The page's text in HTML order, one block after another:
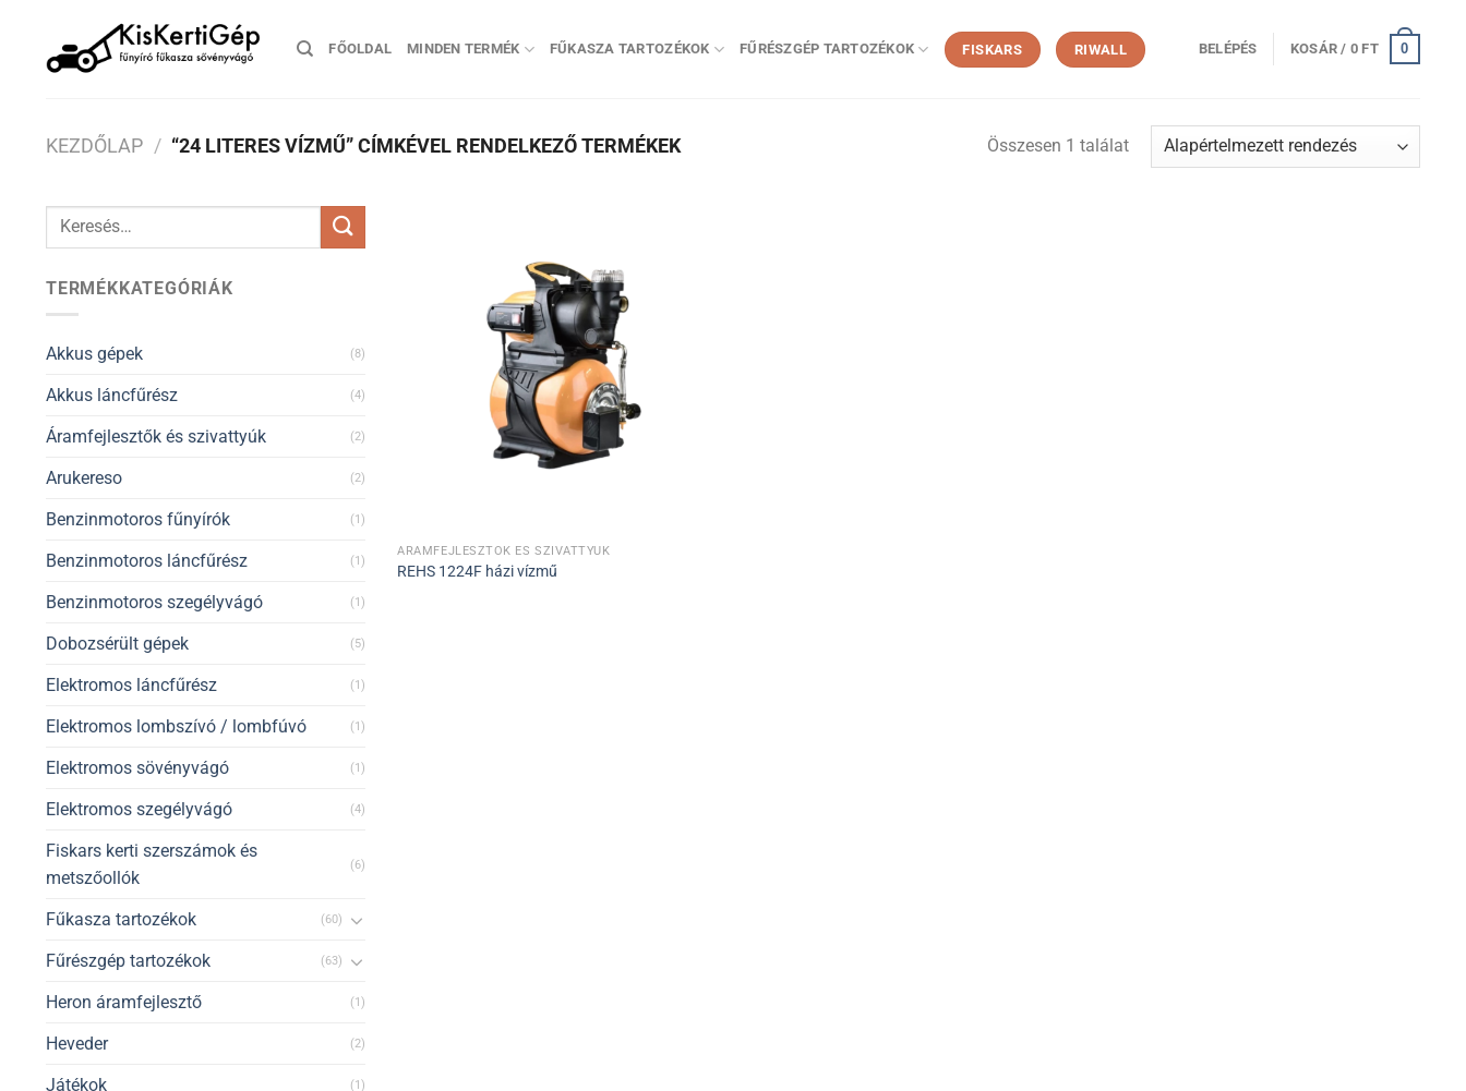
content
FŐOLDAL MINDEN TERMÉK FŰKASZA TARTOZÉKOK FŰRÉSZGÉP TARTOZÉKOK FISKARS RIWALL BELÉPÉS KOSÁR / 0 FT 0
KEZDŐLAP / “24 LITERES VÍZMŰ” CÍMKÉVEL RENDELKEZŐ TERMÉKEK Összesen 1 találat
Keresés
TERMÉKKATEGÓRIÁK
Akkus gépek (8)
Akkus láncfűrész (4)
Áramfejlesztők és szivattyúk (2)
Arukereso (2)
Benzinmotoros fűnyírók (1)
Benzinmotoros láncfűrész (1)
Benzinmotoros szegélyvágó (1)
Dobozsérült gépek (5)
Elektromos láncfűrész (1)
Elektromos lombszívó / lombfúvó (1)
Elektromos sövényvágó (1)
Elektromos szegélyvágó (4)
Fiskars kerti szerszámok és
metszőollók
(6)
Fűkasza tartozékok (60)
Fűrészgép tartozékok (63)
Heron áramfejlesztő (1)
Heveder (2)
Játékok (1)
ÁRAMFEJLESZTŐK ÉS SZIVATTYÚK
REHS 1224F házi vízmű